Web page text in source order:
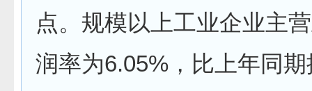
点。规模以上工业企业主
润率为6.05%，比上年同